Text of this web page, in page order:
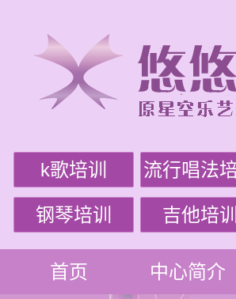
k歌培训 流行唱法培
钢琴培训 吉他培训
首页 中心简介